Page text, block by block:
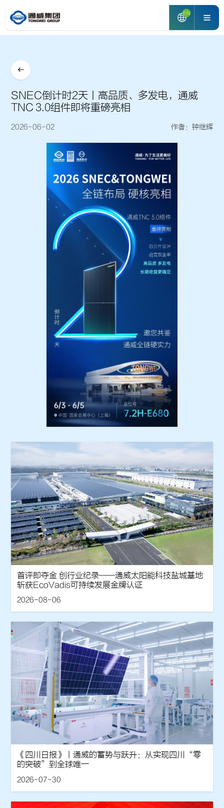
EN
SNEC倒计时2天丨高品质、多发电，通威
TNC 3.0组件即将重磅亮相
2026-06-02 作者：钟继辉
首评即夺金 创行业纪录——通威太阳能科技盐城基地
斩获EcoVadis可持续发展金牌认证
2026-08-06
《四川日报》丨通威的蓄势与跃升：从实现四川“零
的突破”到全球唯一
2026-07-30